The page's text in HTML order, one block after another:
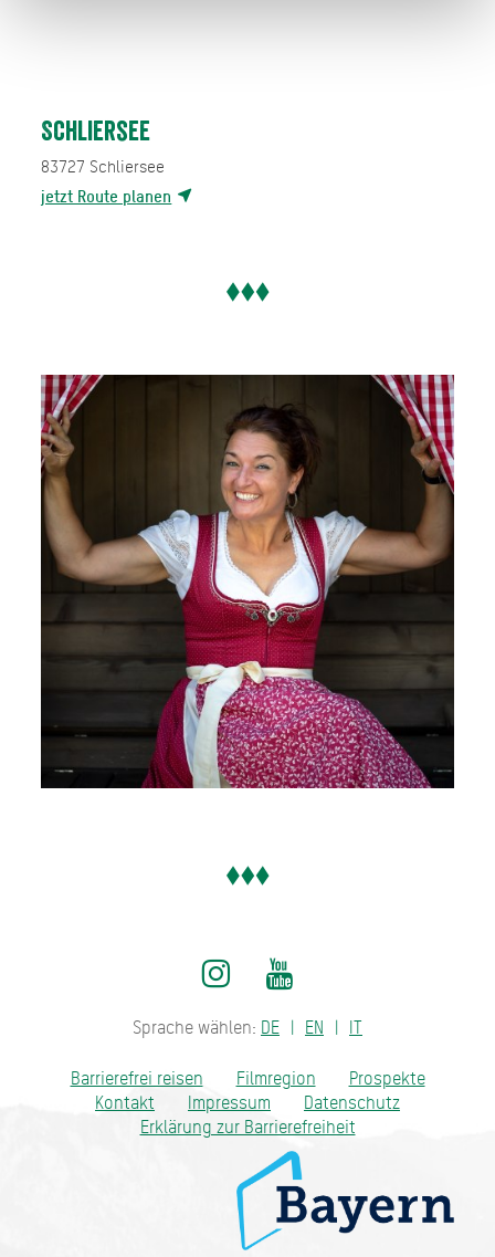
Schliersee
83727 Schliersee
jetzt Route planen
Sprache wählen: DE EN IT
Barrierefrei reisen Filmregion
Prospekte
Kontakt
Impressum
Datenschutz
Erklärung zur Barrierefreiheit